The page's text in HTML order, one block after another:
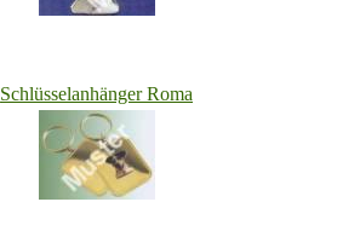
Schlüsselanhänger Roma